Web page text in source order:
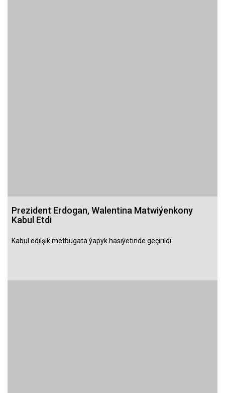
Prezident Erdogan, Walentina Matwiýenkony
Kabul Etdi
Kabul edilşik metbugata ýapyk häsiýetinde geçirildi.